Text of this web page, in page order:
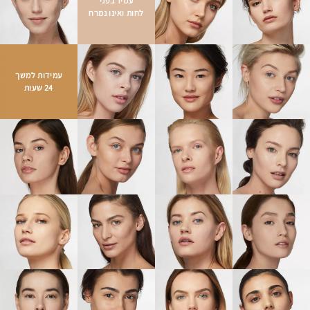
לאורך זמן העור מרגיש נינוח, עדין, רך וחלק יותר. נראה אחיד יותר
ועם פחות פגמים .
85% רכיבים מטפחי עור:
כל טיפה יקרת ערך של המייק-אפ מועשרת
ברכיבים חיוניים לעור.
-תערובת שמנים בוטנייםהמסייעת בהזנה ובחיזוק. כוללת שמן זרעי
מדופום, שמן קלנדולה ושמן זרעי ורדים.
-חלקיקי חימר רךעוטפים את השמנים ומעניקים גימור נעים, קליל
וזוהר שמתייצב במהירות, ומונע שמנוניות .
-חידוש והבהרה: שילוב של גלוקוזאמין ותמצית פטריית טרמטס,
הפועלים יחד כדי להחליק את מרקם העור ולשפר את גוון העור
לאורך זמן.
-סוכרי לחות וגליצריןמסייעים בהענקת מנה של לחות מיידית
לחות ואינו נמרח
עמידות למשך
24 שעות